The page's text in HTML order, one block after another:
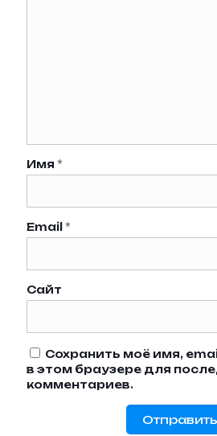
Имя *
Email *
Сайт
Сохранить моё имя,
в этом браузере для
комментариев.